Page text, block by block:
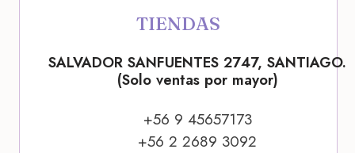
TIENDAS
SALVADOR SANFUENTES 2747, SANTIAGO.
(Solo ventas por mayor)
+56 9 45657173
+56 2 2689 3092